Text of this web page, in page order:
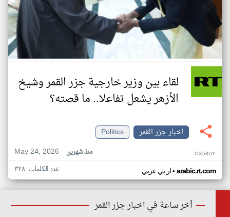
لقاء بين وزير خارجية جزر القمر وشيخ
الأزهر يشعل تفاعلا.. ما قصته؟
اخبار جزر القمر
Politics
May 24, 2026
منذ شهرين OX58UY
ار تي عربي• arabic.rt.com عدد الكلمات: ٣٢٨
أخر ساعة في اخبار جزر القمر